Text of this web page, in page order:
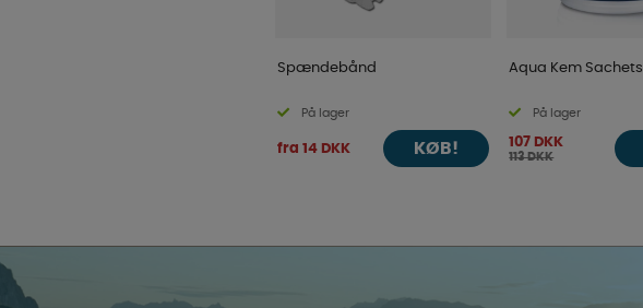
Spændebånd
På lager
fra 14 DKK KØB!
Aqua Kem Sachets
På lager
107 DKK
113 DKK